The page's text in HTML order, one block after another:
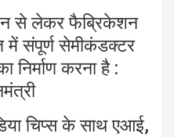
से लेकर फैब्रिकेशन
संपूर्ण सेमीकंडक्टर
निर्माण करना है :
चिप्स के साथ एआई,